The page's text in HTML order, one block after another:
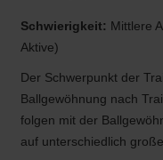
Schwierigkeit: Mittlere
Aktive)
Der Schwerpunkt der
Ballgewöhnung nach
folgen mit der
auf unterschiedlich große